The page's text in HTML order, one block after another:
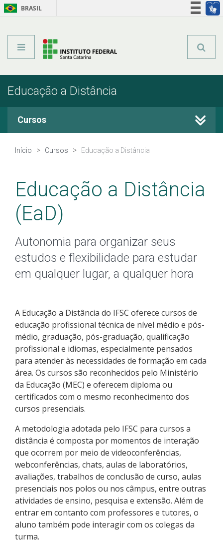
BRASIL
Educação a Distância
Cursos
Cursos Técnicos
Qualificação Profissional
Pós-graduação
Educação a Distância
Educação de Jovens e Adultos
PartiuIF
Parcerias
Processo de Inscrição
Resultados
Como posso estudar no IFSC?
Calendário de inscrições
Processos Seletivos
Cotas
Início Cursos Educação a Distância
Educação a Distância
(EaD)
Autonomia para organizar seus
estudos e flexibilidade para estudar
em qualquer lugar, a qualquer hora
A Educação a Distância do IFSC oferece cursos de
educação profissional técnica de nível médio e pós-
médio, graduação, pós-graduação, qualificação
profissional e idiomas, especialmente pensados
para atender às necessidades de formação em cada
área. Os cursos são reconhecidos pelo Ministério
da Educação (MEC) e oferecem diploma ou
certificados com o mesmo reconhecimento dos
cursos presenciais.
A metodologia adotada pelo IFSC para cursos a
distância é composta por momentos de interação
que ocorrem por meio de videoconferências,
webconferências, chats, aulas de laboratórios,
avaliações, trabalhos de conclusão de curso, aulas
presenciais nos polos ou nos câmpus, entre outras
atividades de ensino, pesquisa e extensão. Além de
entrar em contanto com professores e tutores, o
aluno também pode interagir com os colegas da
turma.